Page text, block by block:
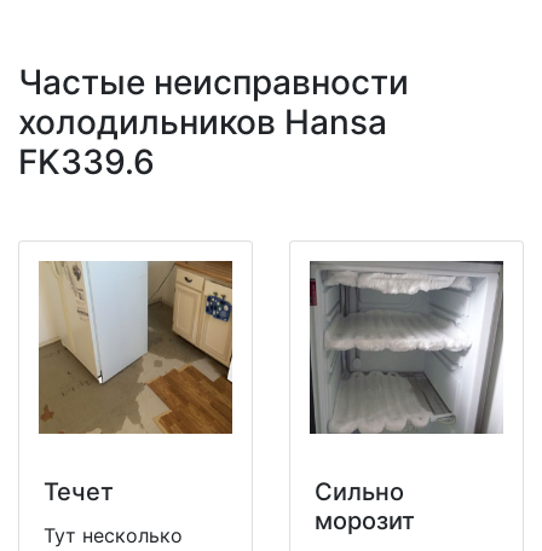
Частые неисправности
холодильников Hansa
FK339.6
Течет
Тут несколько
Сильно
морозит